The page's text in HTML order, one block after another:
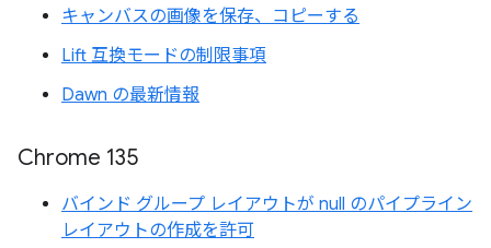
キャンバスの画像を保存、コピーする
Lift 互換モードの制限事項
Dawn の最新情報
Chrome 135
バインド グループ レイアウトが null のパイプライン
レイアウトの作成を許可